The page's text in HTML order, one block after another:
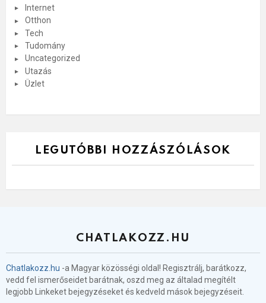
Internet
Otthon
Tech
Tudomány
Uncategorized
Utazás
Üzlet
LEGUTÓBBI HOZZÁSZÓLÁSOK
CHATLAKOZZ.HU
Chatlakozz.hu -a Magyar közösségi oldal! Regisztrálj, barátkozz,
vedd fel ismerőseidet barátnak, oszd meg az általad megítélt
legjobb Linkeket bejegyzéseket és kedveld mások bejegyzéseit.